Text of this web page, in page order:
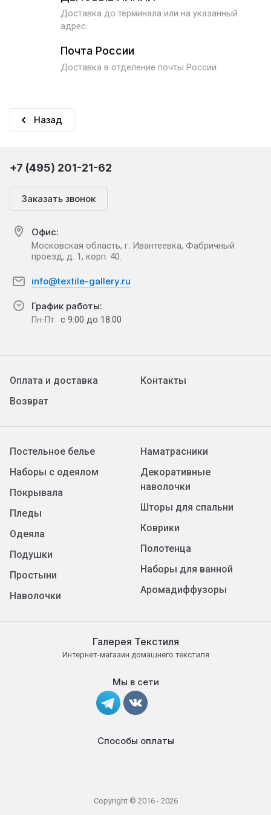
Доставка до терминала или на указанный
адрес.
Почта России
Доставка в отделение почты России.
Назад
+7 (495) 201-21-62
Заказать звонок
Офис:
Московская область, г. Ивантеевка, Фабричный
проезд, д. 1, корп. 40.
info@textile-gallery.ru
График работы:
Пн-Пт с 9:00 до 18:00
Оплата и доставка
Возврат
Контакты
Постельное белье
Наборы с одеялом
Покрывала
Пледы
Одеяла
Подушки
Простыни
Наволочки
Наматрасники
Декоративные
наволочки
Шторы для спальни
Коврики
Полотенца
Наборы для ванной
Аромадиффузоры
Галерея Текстиля
Интернет-магазин домашнего текстиля
Мы в сети
Способы оплаты
Copyright © 2016 - 2026